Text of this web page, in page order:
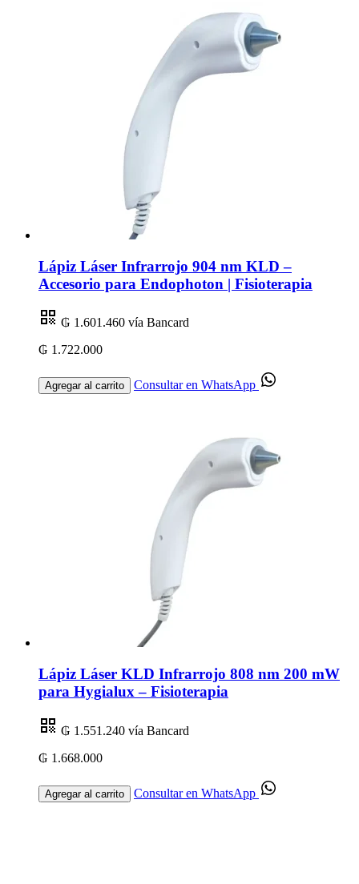
Lápiz Láser Infrarrojo 904 nm KLD –
Accesorio para Endophoton | Fisioterapia
₲ 1.601.460 vía Bancard
₲ 1.722.000
Agregar al carrito Consultar en WhatsApp
Lápiz Láser KLD Infrarrojo 808 nm 200 mW
para Hygialux – Fisioterapia
₲ 1.551.240 vía Bancard
₲ 1.668.000
Agregar al carrito Consultar en WhatsApp